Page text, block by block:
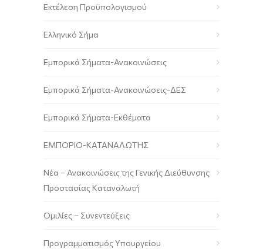
Εκτέλεση Προϋπολογισμού
Ελληνικό Σήμα
Εμπορικά Σήματα-Ανακοινώσεις
Εμπορικά Σήματα-Ανακοινώσεις-ΔΕΣ
Εμπορικά Σήματα-Εκθέματα
ΕΜΠΟΡΙΟ-ΚΑΤΑΝΑΛΩΤΗΣ
Νέα – Ανακοινώσεις της Γενικής Διεύθυνσης
Προστασίας Καταναλωτή
Ομιλίες – Συνεντεύξεις
Προγραμματισμός Υπουργείου